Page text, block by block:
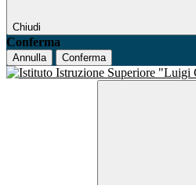
Chiudi
Conferma
Annulla Conferma